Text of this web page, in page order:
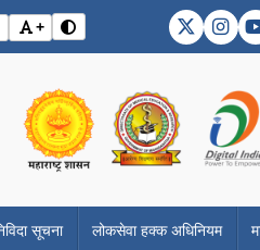
कमी करा (Decrease font size)
अक्षर आकार (Reset font size)
+
अक्षर आकार वाढवा (Increase font
विरोधाभास मोड बदला (Toggle
DMER X
Visit the Visit the
सूचना लोकसेवा हक्क अधिनियम